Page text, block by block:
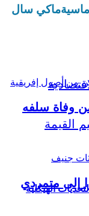
الهيكلية
ماكي سال
وفاة سلفه
تسلّم 15 محتجزًا إلى متمردي